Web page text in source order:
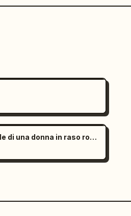
Ritratto illuminato dal sole di una donna in raso rosso